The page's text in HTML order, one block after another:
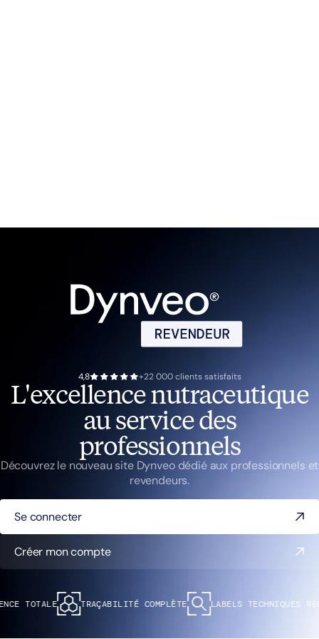
4,8 +22 000 clients satisfaits
L'excellence nutraceutique
au service des
professionnels
Découvrez le nouveau site Dynveo dédié aux professionnels et
revendeurs.
Se connecter
Créer mon compte
TOTALE TRAÇABILITÉ COMPLÈTE LABELS TECHNIQUES